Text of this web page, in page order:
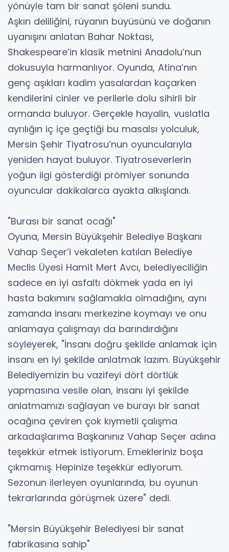
yönüyle tam bir sanat şöleni sundu.
Aşkın deliliğini, rüyanın büyüsünü ve doğanın
uyanışını anlatan Bahar Noktası,
Shakespeare’in klasik metnini Anadolu’nun
dokusuyla harmanlıyor. Oyunda, Atina’nın
genç aşıkları kadim yasalardan kaçarken
kendilerini cinler ve perilerle dolu sihirli bir
ormanda buluyor. Gerçekle hayalin, vuslatla
ayrılığın iç içe geçtiği bu masalsı yolculuk,
Mersin Şehir Tiyatrosu’nun oyuncularıyla
yeniden hayat buluyor. Tiyatroseverlerin
yoğun ilgi gösterdiği prömiyer sonunda
oyuncular dakikalarca ayakta alkışlandı.
"Burası bir sanat ocağı"
Oyuna, Mersin Büyükşehir Belediye Başkanı
Vahap Seçer’i vekaleten katılan Belediye
Meclis Üyesi Hamit Mert Avcı, belediyeciliğin
sadece en iyi asfaltı dökmek yada en iyi
hasta bakımını sağlamakla olmadığını, aynı
zamanda insanı merkezine koymayı ve onu
anlamaya çalışmayı da barındırdığını
söyleyerek, "İnsanı doğru şekilde anlamak için
insanı en iyi şekilde anlatmak lazım. Büyükşehir
Belediyemizin bu vazifeyi dört dörtlük
yapmasına vesile olan, insanı iyi şekilde
anlatmamızı sağlayan ve burayı bir sanat
ocağına çeviren çok kıymetli çalışma
arkadaşlarıma Başkanınız Vahap Seçer adına
teşekkür etmek istiyorum. Emekleriniz boşa
çıkmamış. Hepinize teşekkür ediyorum.
Sezonun ilerleyen oyunlarında, bu oyunun
tekrarlarında görüşmek üzere" dedi.
"Mersin Büyükşehir Belediyesi bir sanat
fabrikasına sahip"